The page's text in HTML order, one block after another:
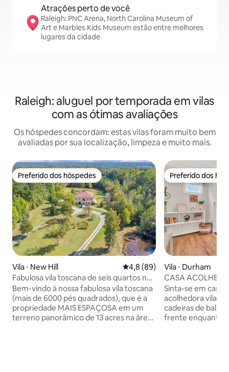
Atrações perto de você
Raleigh: PNC Arena, North Carolina Museum of
Art e Marbles Kids Museum estão entre melhores
lugares da cidade
Raleigh: aluguel por temporada em vilas
com as ótimas avaliações
Os hóspedes concordam: estas vilas foram muito bem
avaliadas por sua localização, limpeza e muito mais.
Preferido dos hóspedes
Preferido dos hóspedes
Vila ⋅ New Hill 4,8 de uma avaliação média
4,8 (89)
Fabulosa vila toscana de seis quartos no
lago Jordan
Bem-vindo à nossa fabulosa vila toscana
(mais de 6000 pés quadrados), que é a
propriedade MAIS ESPAÇOSA em um
terreno panorâmico de 13 acres na área
Preferido dos
Preferido dos
Vila ⋅ Durham
CASA
ENSOLARADA/
DO CENTRO DA
Sinta-se em casa
acolhedora vila. Saboreie algo gelado nas
cadeiras de
frente enquanto